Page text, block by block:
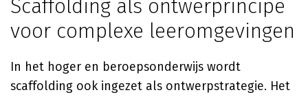
Scaffolding als ontwerprincipe
voor complexe leeromgevingen
In het hoger en beroepsonderwijs wordt
scaffolding ook ingezet als ontwerpstrategie. Het